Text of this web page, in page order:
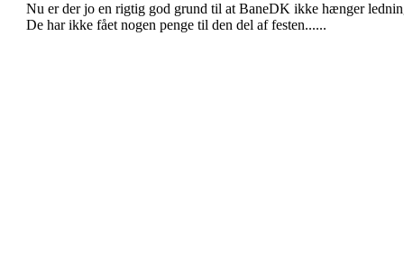
Nu er der jo en rigtig god grund til at BaneDK ikke hænger
De har ikke fået nogen penge til den del af festen......